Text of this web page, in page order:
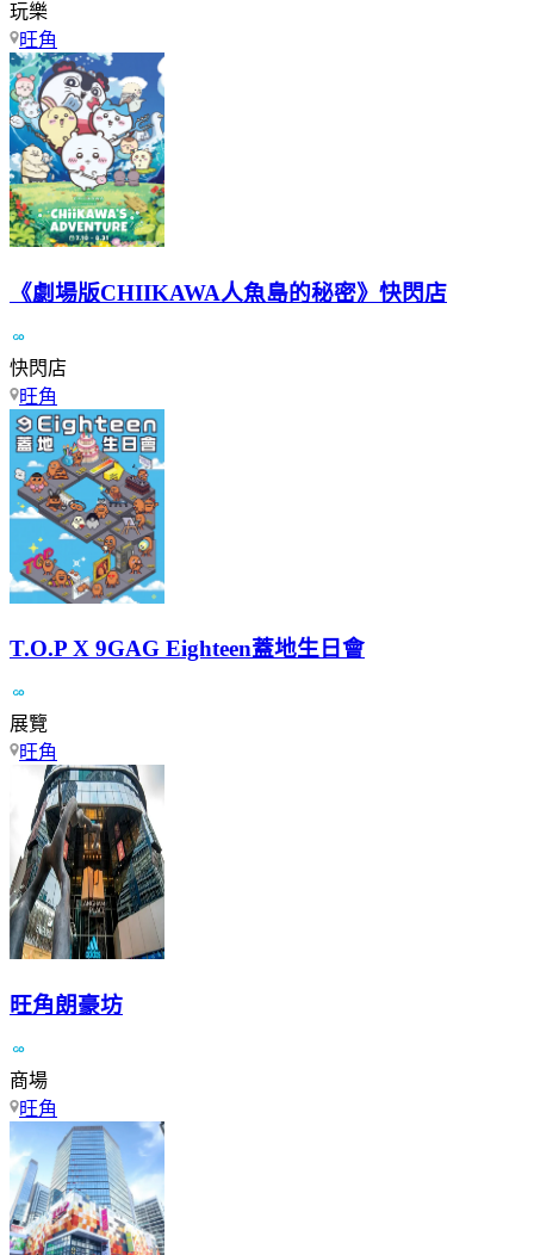
玩樂
旺角
《劇場版CHIIKAWA人魚島的秘密》快閃店
快閃店
旺角
T.O.P X 9GAG Eighteen蓋地生日會
展覽
旺角
旺角朗豪坊
商場
旺角